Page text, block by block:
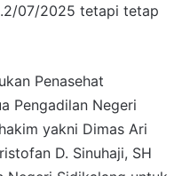
07/2025 tetapi tetap
Penasehat
Pengadilan Negeri
yakni Dimas Ari
D. Sinuhaji, SH